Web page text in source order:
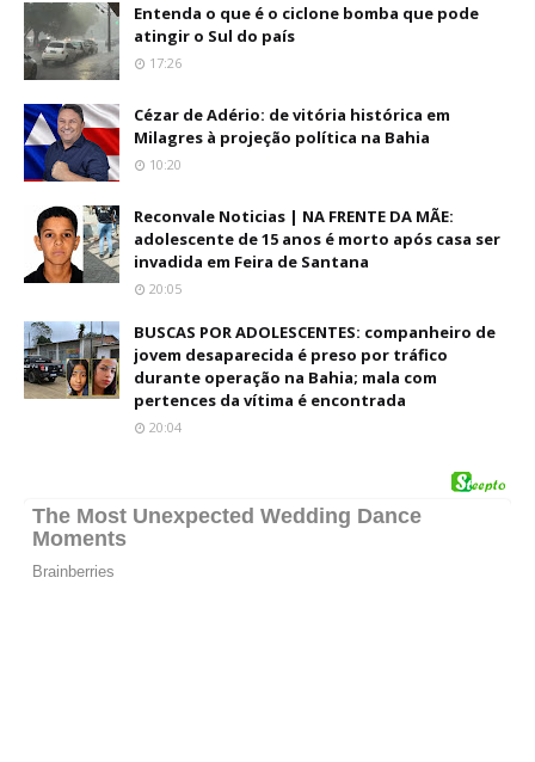
Entenda o que é o ciclone bomba que pode
atingir o Sul do país
17:26
Cézar de Adério: de vitória histórica em
Milagres à projeção política na Bahia
10:20
Reconvale Noticias | NA FRENTE DA MÃE:
adolescente de 15 anos é morto após casa ser
invadida em Feira de Santana
20:05
BUSCAS POR ADOLESCENTES: companheiro de
jovem desaparecida é preso por tráfico
durante operação na Bahia; mala com
pertences da vítima é encontrada
20:04